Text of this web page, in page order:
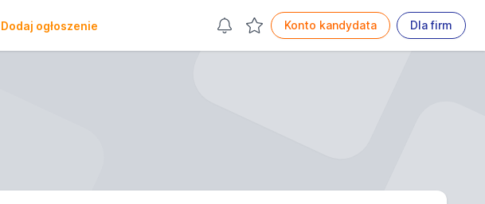
Dodaj ogłoszenie Konto kandydata Dla firm